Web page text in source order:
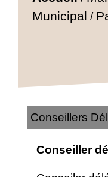
Municipal /
Conseillers
Conseiller